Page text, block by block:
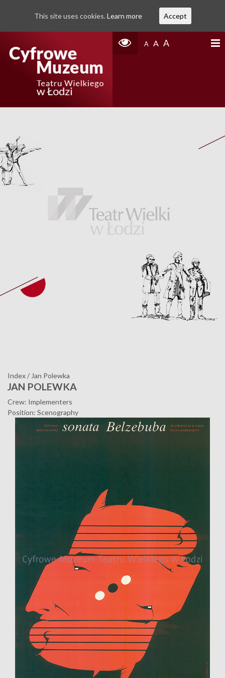
A A A
Index/ Jan Polewka
JAN POLEWKA
Crew: Implementers
Position: Scenography
This site uses cookies. Learn more Accept